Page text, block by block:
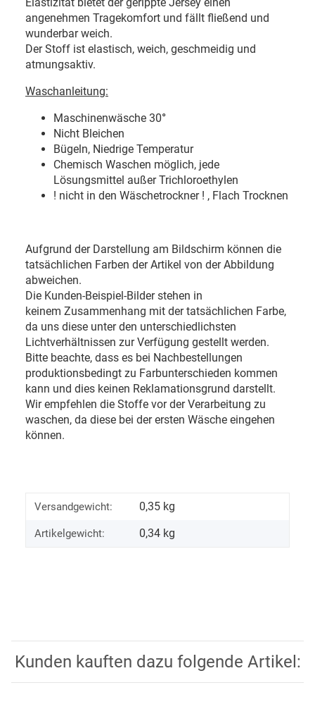
angenehmen Tragekomfort und fällt fließend und
wunderbar weich.
Der Stoff ist elastisch, weich, geschmeidig und
atmungsaktiv.
Waschanleitung:
Maschinenwäsche 30°
Nicht Bleichen
Bügeln, Niedrige Temperatur
Chemisch Waschen möglich, jede
Lösungsmittel außer Trichloroethylen
! nicht in den Wäschetrockner ! , Flach Trocknen
Aufgrund der Darstellung am Bildschirm können die
tatsächlichen Farben der Artikel von der Abbildung
abweichen.
Die Kunden-Beispiel-Bilder stehen in
keinem Zusammenhang mit der tatsächlichen Farbe,
da uns diese unter den unterschiedlichsten
Lichtverhältnissen zur Verfügung gestellt werden.
Bitte beachte, dass es bei Nachbestellungen
produktionsbedingt zu Farbunterschieden kommen
kann und dies keinen Reklamationsgrund darstellt.
Wir empfehlen die Stoffe vor der Verarbeitung zu
waschen, da diese bei der ersten Wäsche eingehen
können.
Versandgewicht: 0,35 kg
Artikelgewicht: 0,34 kg
Kunden kauften dazu folgende Artikel: